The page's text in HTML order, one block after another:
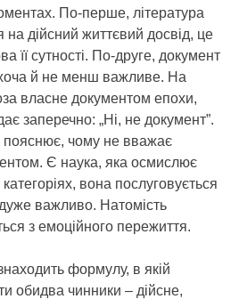
По-перше, література
дійсний життєвий досвід, це
її сутності. По-друге, документ
й не менш важливе. На
власне документом епохи,
заперечно: „Ні, не документ”.
пояснює, чому не вважає
Є наука, яка осмислює
вона послуговується
важливо. Натомість
з емоційного пережиття.
формулу, в якій
обидва чинники – дійсне,